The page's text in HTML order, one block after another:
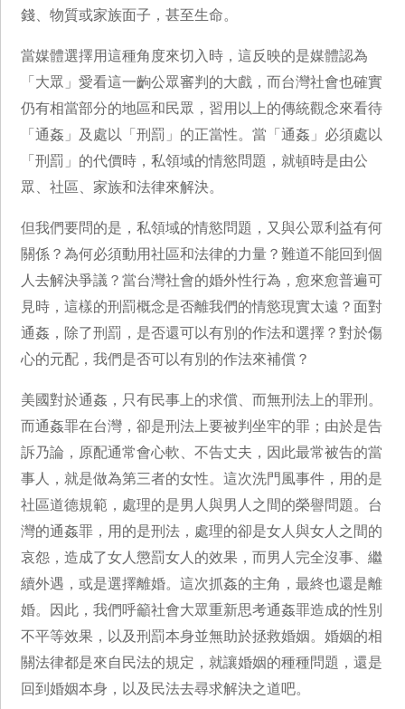
錢、物質或家族面子，甚至生命。
當媒體選擇用這種角度來切入時，這反映的是媒體認為
「大眾」愛看這一齣公眾審判的大戲，而台灣社會也確實
仍有相當部分的地區和民眾，習用以上的傳統觀念來看待
「通姦」及處以「刑罰」的正當性。當「通姦」必須處以
「刑罰」的代價時，私領域的情慾問題，就頓時是由公
眾、社區、家族和法律來解決。
但我們要問的是，私領域的情慾問題，又與公眾利益有何
關係？為何必須動用社區和法律的力量？難道不能回到個
人去解決爭議？當台灣社會的婚外性行為，愈來愈普遍可
見時，這樣的刑罰概念是否離我們的情慾現實太遠？面對
通姦，除了刑罰，是否還可以有別的作法和選擇？對於傷
心的元配，我們是否可以有別的作法來補償？
美國對於通姦，只有民事上的求償、而無刑法上的罪刑。
而通姦罪在台灣，卻是刑法上要被判坐牢的罪；由於是告
訴乃論，原配通常會心軟、不告丈夫，因此最常被告的當
事人，就是做為第三者的女性。這次洗門風事件，用的是
社區道德規範，處理的是男人與男人之間的榮譽問題。台
灣的通姦罪，用的是刑法，處理的卻是女人與女人之間的
哀怨，造成了女人懲罰女人的效果，而男人完全沒事、繼
續外遇，或是選擇離婚。這次抓姦的主角，最終也還是離
婚。因此，我們呼籲社會大眾重新思考通姦罪造成的性別
不平等效果，以及刑罰本身並無助於拯救婚姻。婚姻的相
關法律都是來自民法的規定，就讓婚姻的種種問題，還是
回到婚姻本身，以及民法去尋求解決之道吧。